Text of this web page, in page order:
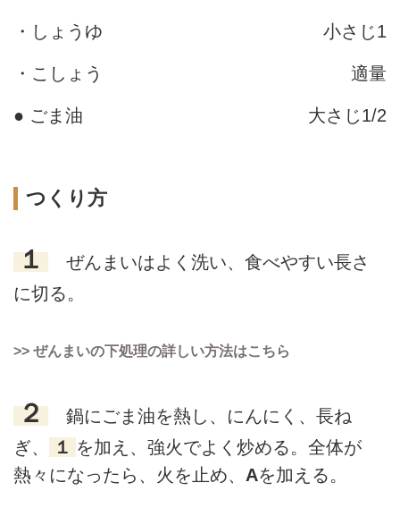
・しょうゆ 小さじ1
・こしょう 適量
● ごま油 大さじ1/2
つくり方
１
ぜんまいはよく洗い、食べやすい長さ
に切る。
>> ぜんまいの下処理の詳しい方法はこちら
２
鍋にごま油を熱し、にんにく、長ね
ぎ、
１ を加え、強火でよく炒める。全体が
熱々になったら、火を止め、 Aを加える。